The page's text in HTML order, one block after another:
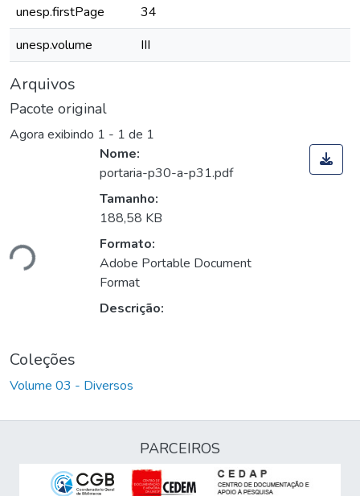
unesp.firstPage
34
unesp.volume
III
Arquivos
Pacote original
Agora exibindo 1 - 1 de 1
Nome:
portaria-p30-a-p31.pdf
Tamanho:
188,58 KB
Formato:
Adobe Portable Document
Format
Descrição:
Coleções
Volume 03 - Diversos
PARCEIROS